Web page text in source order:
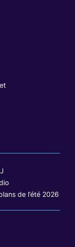
de l’été 2026